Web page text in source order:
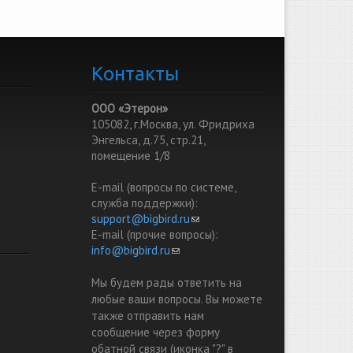
Контакты
ООО «Этерон»
105082, г.Москва, ул. Фридриха
Энгельса, д.75, стр.21,
помещение 1/8
E-mail (вопросы по системе,
служба поддержки):
support@bigbird.ru(link sends e-mail)
E-mail (прочие вопросы):
info@bigbird.ru(link sends e-mail)
Мы будем рады ответить на
любые ваши вопросы. Вы можете
также отправить нам
сообщение через форму
обатной связи (иконка "?" в